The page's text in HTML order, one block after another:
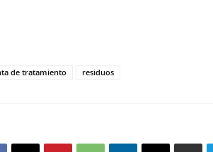
de tratamiento residuos